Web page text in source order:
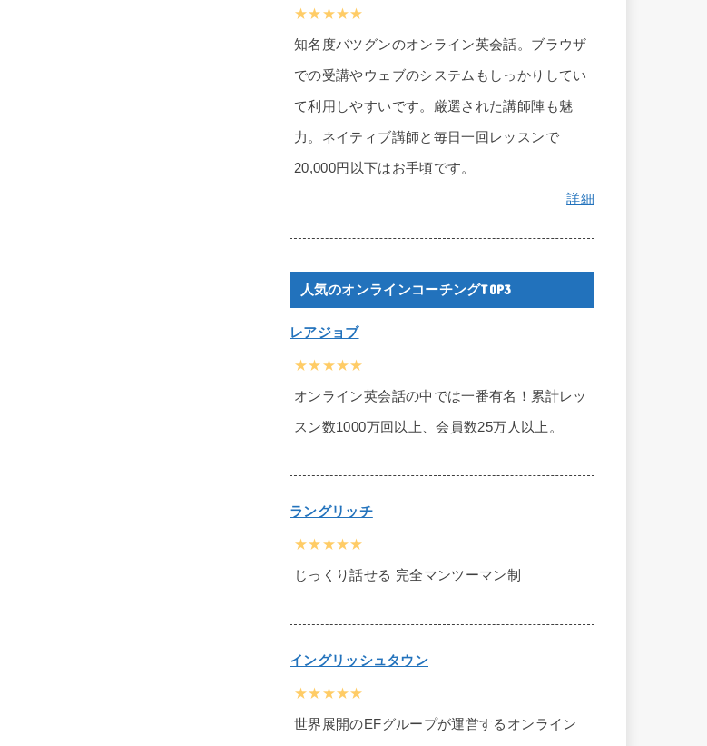
★★★★★
知名度バツグンのオンライン英会話。ブラウザ
での受講やウェブのシステムもしっかりしてい
て利用しやすいです。厳選された講師陣も魅
力。ネイティブ講師と毎日一回レッスンで
20,000円以下はお手頃です。
詳細
人気のオンラインコーチングTOP3
レアジョブ
★★★★★
オンライン英会話の中では一番有名！累計レッ
スン数1000万回以上、会員数25万人以上。
ラングリッチ
★★★★★
じっくり話せる 完全マンツーマン制
イングリッシュタウン
★★★★★
世界展開のEFグループが運営するオンライン